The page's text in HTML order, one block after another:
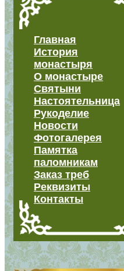
Главная
История
монастыря
О монастыре
Святыни
Настоятельница
Рукоделие
Новости
Фотогалерея
Памятка
паломникам
Заказ треб
Реквизиты
Контакты